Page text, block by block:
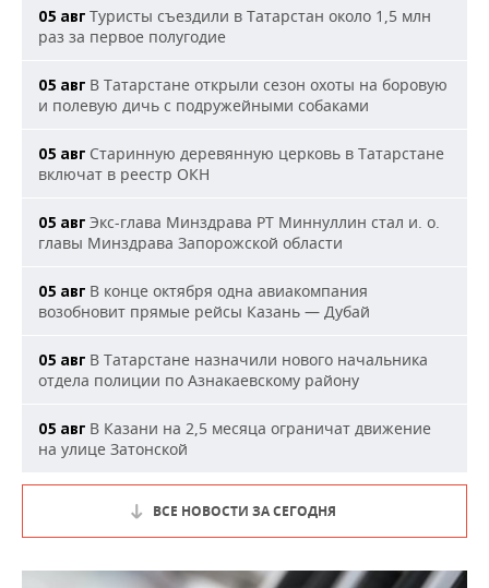
05 авг Туристы съездили в Татарстан около 1,5 млн
раз за первое полугодие
05 авг В Татарстане открыли сезон охоты на боровую
и полевую дичь с подружейными собаками
05 авг Старинную деревянную церковь в Татарстане
включат в реестр ОКН
05 авг Экс-глава Минздрава РТ Миннуллин стал и. о.
главы Минздрава Запорожской области
05 авг В конце октября одна авиакомпания
возобновит прямые рейсы Казань — Дубай
05 авг В Татарстане назначили нового начальника
отдела полиции по Азнакаевскому району
05 авг В Казани на 2,5 месяца ограничат движение
на улице Затонской
ВСЕ НОВОСТИ ЗА СЕГОДНЯ